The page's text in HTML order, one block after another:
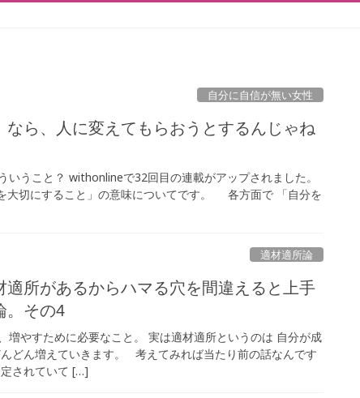
自分に自信が無い女性
なら、人に変えてもらおうとするんじゃね
いうこと？ withonlineで32回目の連載がアップされました。
大切にすること」の意味についてです。 各方面で 「自分を
適材適所論
適所があるからハマる穴を間違えると上手
。その4
増やすために必要なこと。 実は適材適所というのは 自分が成
どん増えていきます。 考えてみれば当たり前の話なんです
されていて […]